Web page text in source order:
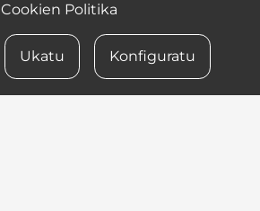
Cookien Politika
Ukatu Konfiguratu